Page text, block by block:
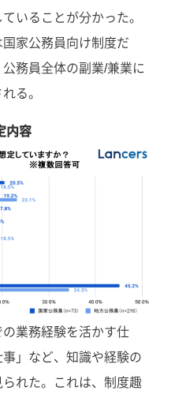
いることが分かった。
国家公務員向け制度だ
務員全体の副業/兼業に
る。
内容
業務経験を活かす仕
」など、知識や経験の
れた。これは、制度趣